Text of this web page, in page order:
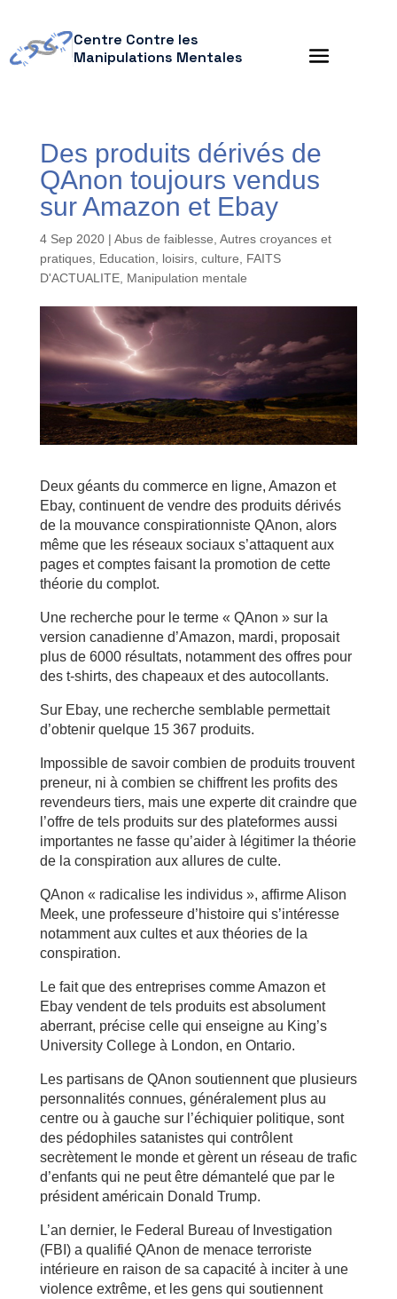
Centre Contre les
Manipulations Mentales
Des produits dérivés de
QAnon toujours vendus
sur Amazon et Ebay
4 Sep 2020| Abus de faiblesse Autres croyances et
pratiques, Education, loisirs, culture
FAITS
D'ACTUALITE, Manipulation mentale
Deux géants du commerce en ligne, Amazon et
Ebay, continuent de vendre des produits dérivés
de la mouvance conspirationniste QAnon, alors
même que les réseaux sociaux s’attaquent aux
pages et comptes faisant la promotion de cette
théorie du complot.
Une recherche pour le terme « QAnon » sur la
version canadienne d’Amazon, mardi, proposait
plus de 6000 résultats, notamment des offres pour
des t-shirts, des chapeaux et des autocollants.
Sur Ebay, une recherche semblable permettait
d’obtenir quelque 15 367 produits.
Impossible de savoir combien de produits trouvent
preneur, ni à combien se chiffrent les profits des
revendeurs tiers, mais une experte dit craindre que
l’offre de tels produits sur des plateformes aussi
importantes ne fasse qu’aider à légitimer la théorie
de la conspiration aux allures de culte.
QAnon « radicalise les individus », affirme Alison
Meek, une professeure d’histoire qui s’intéresse
notamment aux cultes et aux théories de la
conspiration.
Le fait que des entreprises comme Amazon et
Ebay vendent de tels produits est absolument
aberrant, précise celle qui enseigne au King’s
University College à London, en Ontario.
Les partisans de QAnon soutiennent que plusieurs
personnalités connues, généralement plus au
centre ou à gauche sur l’échiquier politique, sont
des pédophiles satanistes qui contrôlent
secrètement le monde et gèrent un réseau de trafic
d’enfants qui ne peut être démantelé que par le
président américain Donald Trump.
L’an dernier, le Federal Bureau of Investigation
(FBI) a qualifié QAnon de menace terroriste
intérieure en raison de sa capacité à inciter à une
violence extrême, et les gens qui soutiennent